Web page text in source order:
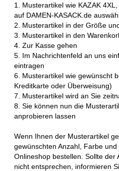
1. Musterartikel wie KAZAK
auf DAMEN-KASACK.de
2. Musterartikel in der Größe
3. Musterartikel in den
4. Zur Kasse gehen
5. Im Nachrichtenfeld an uns
eintragen
6. Musterartikel wie gewünscht
Kreditkarte oder Überweisung)
7. Musterartikel wird an Sie
8. Sie können nun die
anprobieren lassen
Wenn Ihnen der Musterartikel
gewünschten Anzahl, Farbe
Onlineshop bestellen. Sollte der
nicht entsprechen, informieren